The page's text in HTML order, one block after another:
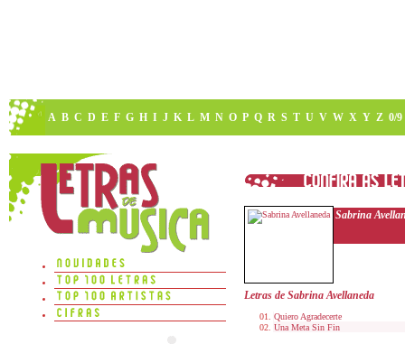
A B C D E F G H I J K L M N O P Q R S T U V W X Y Z 0/9
Sabrina
Letras de Sabrina Avellaneda
Quiero Agradecerte
Una Meta Sin Fin